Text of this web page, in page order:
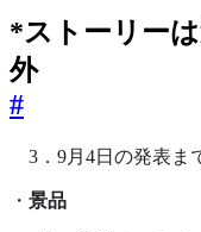
*ストーリー
外
#
3．9月4日の発表ま
・ 景品